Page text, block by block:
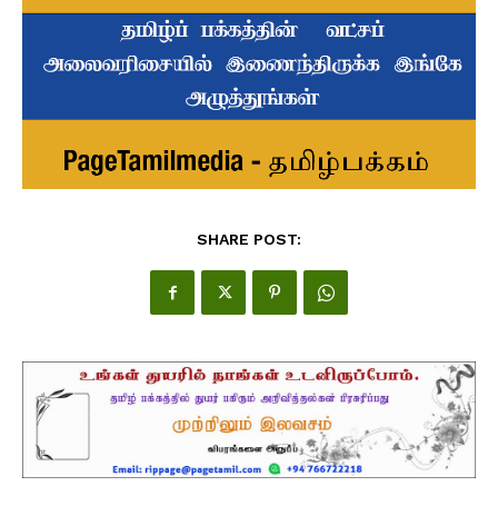
SHARE POST: